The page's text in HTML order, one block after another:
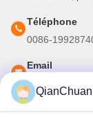
Téléphone
0086-
Email
QianChuan